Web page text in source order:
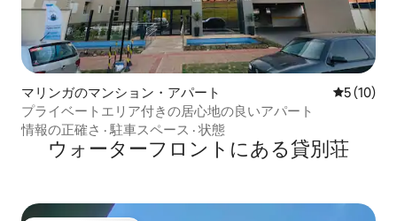
マリンガのマンション・アパート レビュー
5 (10)
プライベートエリア付きの居心地の良いアパート
情報の正確さ ·駐車スペース · 状態
ウォーターフロントにある貸別荘